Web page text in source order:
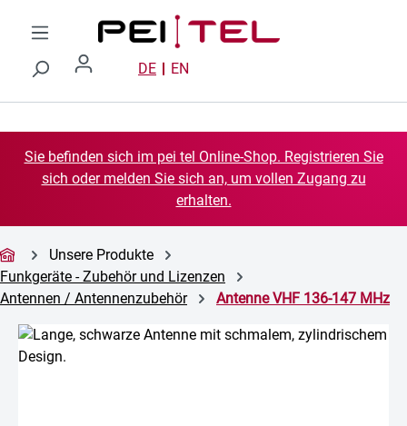
Zum Hauptinhalt springen
DE EN
Sie befinden sich im pei tel Online-Shop. Registrieren Sie
sich oder melden Sie sich an, um vollen Zugang zu
erhalten.
Unsere Produkte
Funkgeräte - Zubehör und Lizenzen
Antennen / Antennenzubehör
Antenne VHF 136-147 MHz
Bildergalerie überspringen